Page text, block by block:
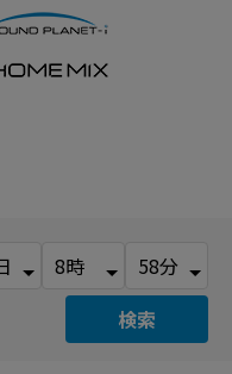
検索